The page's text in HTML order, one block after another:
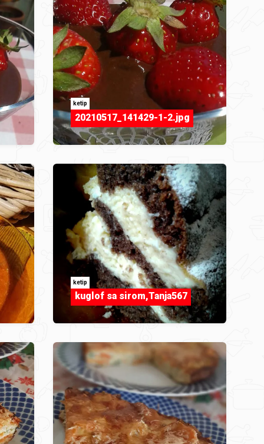
ketip
20210517_141429-1-2.jpg
ketip
kuglof sa sirom,Tanja567